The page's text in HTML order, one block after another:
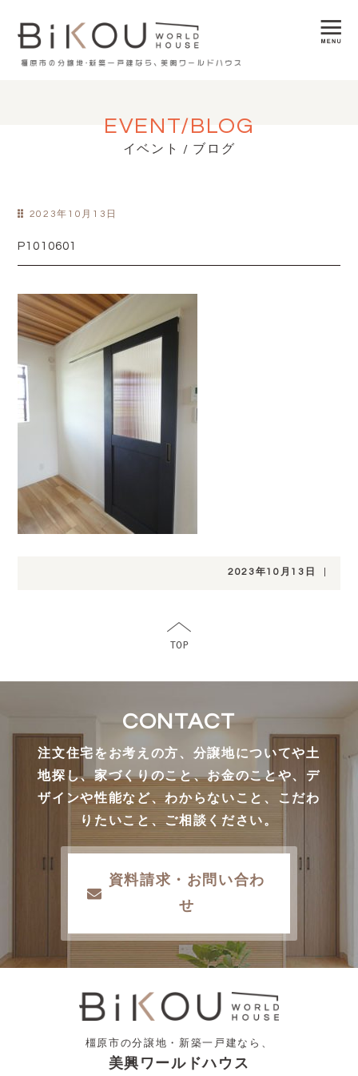
EVENT/BLOG
イベント / ブログ
2023年10月13日
P1010601
2023年10月13日
CONTACT
注文住宅をお考えの方、分譲地についてや土
地探し、家づくりのこと、お金のことや、デ
ザインや性能など、わからないこと、こだわ
りたいこと、ご相談ください。
資料請求・お問い合わ
せ
橿原市の分譲地・新築一戸建なら、
美興ワールドハウス